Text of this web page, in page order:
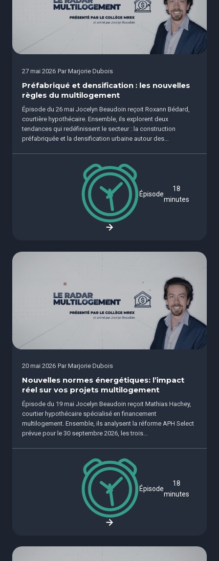
27 mai 2026 Par Marjorie Dubois
Préfabriqué et densification : les nouvelles
règles du multilogement
Épisode du 26 mai Jocelyn Beaudoin reçoit Roxann Bédard,
courtière hypothécaire. Ensemble, ils explorent deux
tendances qui redéfinissent le secteur : la construction
préfabriquée et la densification urbaine autour des...
Épisode
18
minutes
20 mai 2026 Par Marjorie Dubois
Nouvelles normes énergétiques: l’impact
réel sur vos projets multilogement
Épisode du 19 mai Jocelyn Beaudoin reçoit Mathias Hachey,
courtier hypothécaire spécialisé en financement
multilogement. Ensemble, ils analysent la réforme APH Select
prévue pour le 30 septembre 2026, les trois...
Épisode
18
minutes